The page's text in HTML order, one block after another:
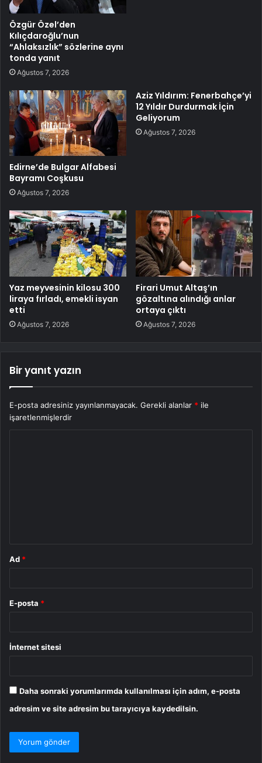
Özgür Özel’den
Kılıçdaroğlu’nun
“Ahlaksızlık” sözlerine aynı
tonda yanıt
Ağustos 7, 2026
Edirne’de Bulgar Alfabesi
Bayramı Coşkusu
Ağustos 7, 2026
Aziz Yıldırım: Fenerbahçe’yi
12 Yıldır Durdurmak İçin
Geliyorum
Ağustos 7, 2026
Yaz meyvesinin kilosu 300
liraya fırladı, emekli isyan
etti
Ağustos 7, 2026
Firari Umut Altaş’ın
gözaltına alındığı anlar
ortaya çıktı
Ağustos 7, 2026
Bir yanıt yazın
E-posta adresiniz yayınlanmayacak. Gerekli alanlar * ile
işaretlenmişlerdir
Ad *
E-posta *
İnternet sitesi
Daha sonraki yorumlarımda kullanılması için adım, e-posta
adresim ve site adresim bu tarayıcıya kaydedilsin.